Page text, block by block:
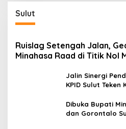
Sulut
Ruislag Setengah Jalan,
Minahasa Raad di Titik Nol
Jalin Sinergi
KPID Sulut
Penyiaran
Dibuka Bupati
dan Gorontalo